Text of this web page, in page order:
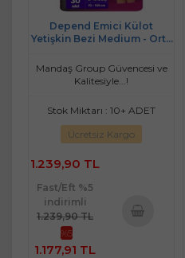
Depend Emici Külot
Yetişkin Bezi Medium - Orta
Mandaş Group Güvencesi ve
Kalitesiyle...!
Stok Miktarı : 10+ ADET
Ücretsiz Kargo
1.239,90 TL
Fast/Eft %5
indirimli
1.239,90 TL
%5
1.177,91 TL